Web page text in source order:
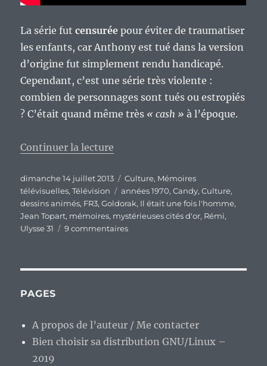
La série futcensurée pour éviter de traumatiser
les enfants, car Anthony est tué dans la version
d’origine fut simplement rendu handicapé.
Cependant, c’est une série très violente :
combien de personnages sont tués ou estropiés
? C’était quand même très « cash » à l’époque.
Continuer la lecture
Publié
le
dimanche 14 juillet 2013 Catégories
Culture, Mémoires
télévisuelles,Télévision Étiquettes
années 1970,Candy,Culture,
dessins animés, FR3,Goldorak, Il était une fois l'homme,
Jean Topart, mémoires, mystérieuses cités d'or, Rémi,
Ulysse 31
9 commentairessur
épisode
3
PAGES
A propos de l’auteur / Me contacter
Bien choisir sa distribution GNU/Linux –
2019